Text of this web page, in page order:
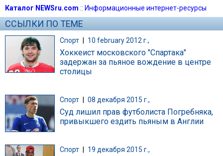
Каталог NEWSru.com :: Информационные интернет-ресурсы
ССЫЛКИ ПО ТЕМЕ
Спорт | 10 february 2012 г.,
Хоккеист московского "Спартака"
задержан за пьяное вождение в центре
столицы
Спорт 08 декабря 2015 г.,
Суд лишил прав футболиста Погребняка,
привыкшего ездить пьяным в Англии
Спорт 19 декабря 2015 г.,